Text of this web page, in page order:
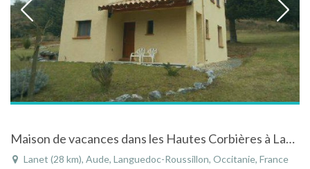
Maison de vacances dans les Hautes Corbières à Lanet dans l'Aude dans le Languedoc-Roussillon
Lanet (28 km), Aude, Languedoc-Roussillon, Occitanie, France